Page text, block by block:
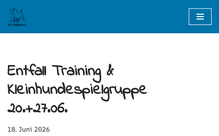
Zum
Entfall Training &
Kleinhundespielgruppe
20.+27.06.
18. Juni 2026